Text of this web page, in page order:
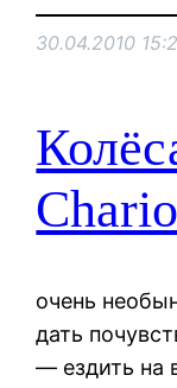
30.04.2010
очень
дать
— ездить на